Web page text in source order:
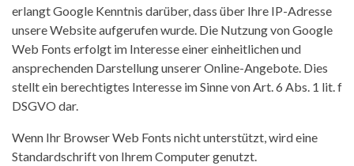
erlangt Google Kenntnis darüber, dass über Ihre IP-Adresse
unsere Website aufgerufen wurde. Die Nutzung von Google
Web Fonts erfolgt im Interesse einer einheitlichen und
ansprechenden Darstellung unserer Online-Angebote. Dies
stellt ein berechtigtes Interesse im Sinne von Art. 6 Abs. 1 lit. f
DSGVO dar.
Wenn Ihr Browser Web Fonts nicht unterstützt, wird eine
Standardschrift von Ihrem Computer genutzt.